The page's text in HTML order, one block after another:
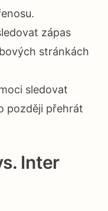
zápas
stránkách
sledovat
později přehrát
Inter